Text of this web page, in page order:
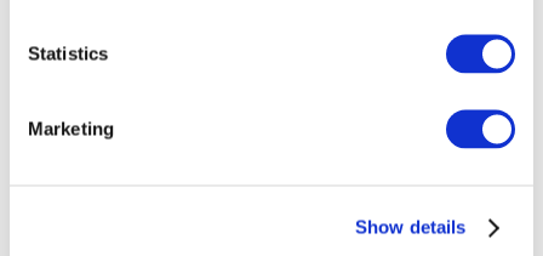
Statistics
Marketing
Show details
Kundtjänst